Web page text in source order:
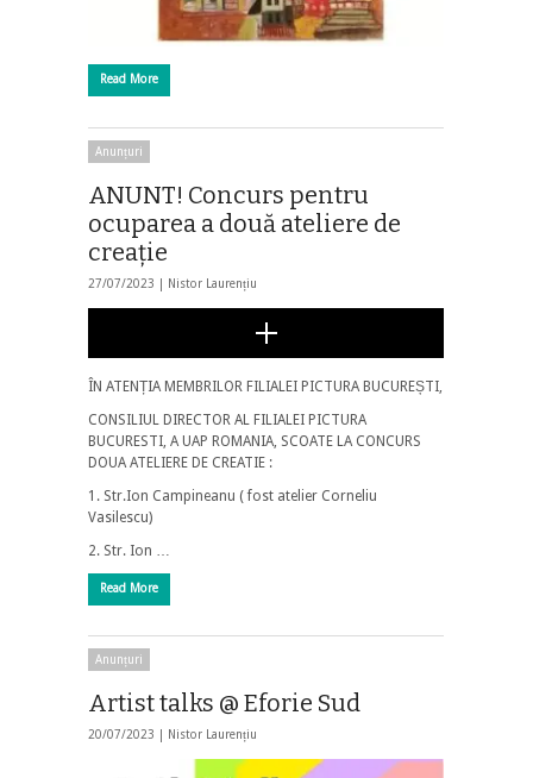
Read More
Anunțuri
ANUNT! Concurs pentru
ocuparea a două ateliere de
creaţie
27/07/2023 | Nistor Laurențiu
ÎN ATENȚIA MEMBRILOR FILIALEI PICTURA BUCUREȘTI,
CONSILIUL DIRECTOR AL FILIALEI PICTURA
BUCURESTI, A UAP ROMANIA, SCOATE LA CONCURS
DOUA ATELIERE DE CREATIE :
1. Str.Ion Campineanu ( fost atelier Corneliu
Vasilescu)
2. Str. Ion …
Read More
Anunțuri
Artist talks @ Eforie Sud
20/07/2023 | Nistor Laurențiu